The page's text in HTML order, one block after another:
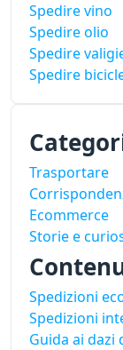
Spedire vino
Spedire olio
Spedire
Spedire
Trasportare
Ecommerce
Storie e
Spedizioni
Spedizioni
Guida ai dazi